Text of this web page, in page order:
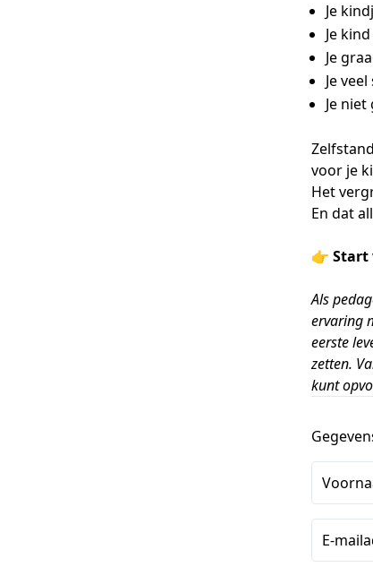
Je
Je
Je
Je
Je
voor je
Het
En dat
👉 Start
Als
ervaring
eerste
zetten.
kunt
E-